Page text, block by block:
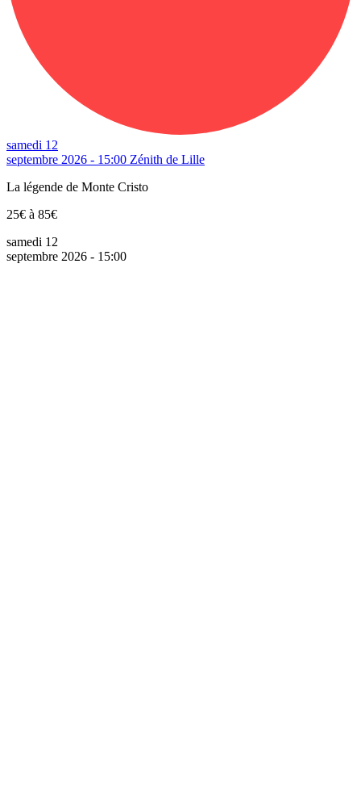
samedi 12
septembre 2026 - 15:00 Zénith de Lille
La légende de Monte Cristo
25€ à 85€
samedi 12
septembre 2026 - 15:00